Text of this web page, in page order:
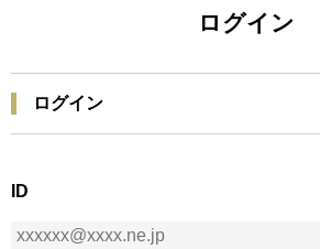
ログイン
ログイン
ID